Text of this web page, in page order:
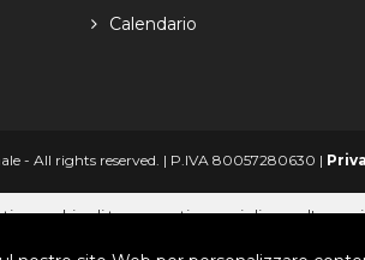
Calendario
- All rights reserved. | P.IVA 80057280630 |
cookie di terze parti per migliorare
Policy